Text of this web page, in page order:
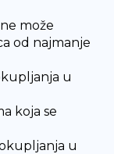
može
od najmanje
u
koja se
u